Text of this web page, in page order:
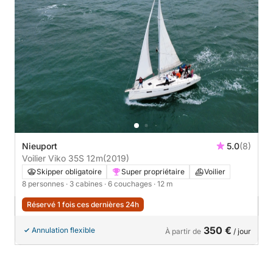
Nieuport 5.0(8)
Voilier Viko 35S 12m(2019)
Skipper obligatoire Super propriétaire
Voilier
8 personnes · 3 cabines · 6 couchages · 12 m
Réservé 1 fois ces dernières 24h
Annulation flexible À partir de 350 € / jour